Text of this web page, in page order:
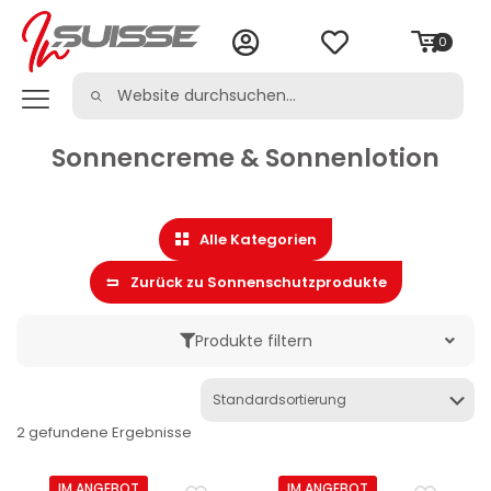
0
Sonnencreme & Sonnenlotion
Alle Kategorien
Zurück zu Sonnenschutzprodukte
Produkte filtern
2 gefundene Ergebnisse